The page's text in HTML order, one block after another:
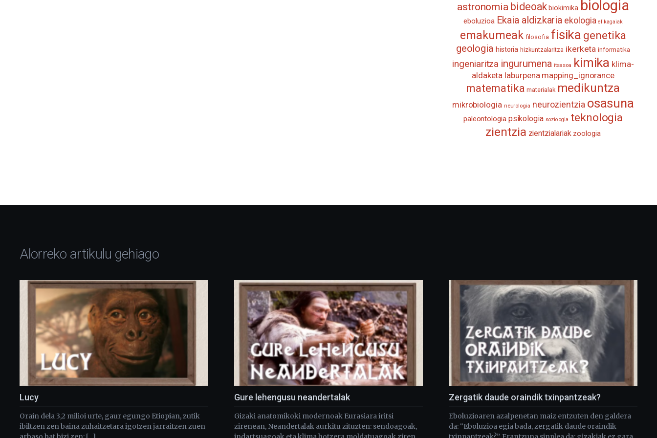
astronomia bideoak biokimika biologia
eboluzioa Ekaia aldizkaria ekologia elikagaiak
emakumeak filosofia fisika genetika
geologia historia hizkuntzalaritza ikerketa informatika
ingeniaritza ingurumena itsasoa kimika klima-
aldaketa laburpena mapping_ignorance
matematika materialak medikuntza
mikrobiologia neurologia neurozientzia osasuna
paleontologia psikologia soziologia teknologia
zientzia zientzialariak zoologia
Alorreko artikulu gehiago
Lucy
Orain dela 3,2 milioi urte, gaur egungo Etiopian, zutik
ibiltzen zen baina zuhaitzetara igotzen jarraitzen zuen
Gure lehengusu neandertalak
Gizaki anatomikoki modernoak Eurasiara iritsi
zirenean, Neandertalak aurkitu zituzten: sendoagoak,
Zergatik daude oraindik txinpantzeak?
Eboluzioaren azalpenetan maiz entzuten den galdera
da: “Eboluzioa egia bada, zergatik daude oraindik